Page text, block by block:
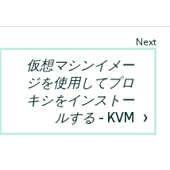
仮想マシンイメー
ジを使用してプロ
キシをインストー
ルする - KVM